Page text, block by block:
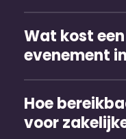
Wat kost
evenement
Hoe
voor